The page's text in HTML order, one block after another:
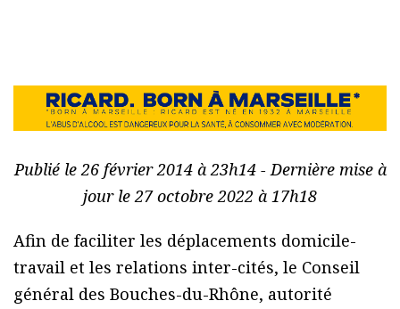
Publié le 26 février 2014 à 23h14 - Dernière mise à
jour le 27 octobre 2022 à 17h18
Afin de faciliter les déplacements domicile-
travail et les relations inter-cités, le Conseil
général des Bouches-du-Rhône, autorité